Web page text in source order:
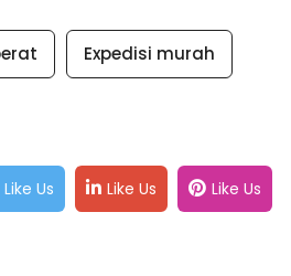
Expedisi murah
Like Us Like Us Like Us